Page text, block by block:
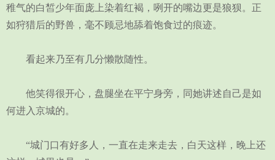
稚气的白皙少年面庞上染着红褐，咧开的嘴边更是狼狈。正
如狩猎后的野兽，毫不顾忌地舔着饱食过的痕迹。
看起来乃至有几分懒散随性。
他笑得很开心，盘腿坐在平宁身旁，同她讲述自己是如
何进入京城的。
“城门口有好多人，一直在走来走去，白天这样，晚上还